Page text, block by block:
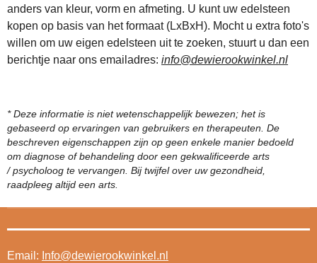
anders van kleur, vorm en afmeting. U kunt uw edelsteen
kopen op basis van het formaat (LxBxH). Mocht u extra foto's
willen om uw eigen edelsteen uit te zoeken, stuurt u dan een
berichtje naar ons emailadres: info@dewierookwinkel.nl
* Deze informatie is niet wetenschappelijk bewezen; het is
gebaseerd op ervaringen van gebruikers en therapeuten. De
beschreven eigenschappen zijn op geen enkele manier bedoeld
om diagnose of behandeling door een gekwalificeerde arts
/ psycholoog te vervangen. Bij twijfel over uw gezondheid,
raadpleeg altijd een arts.
Email: Info@dewierookwinkel.nl